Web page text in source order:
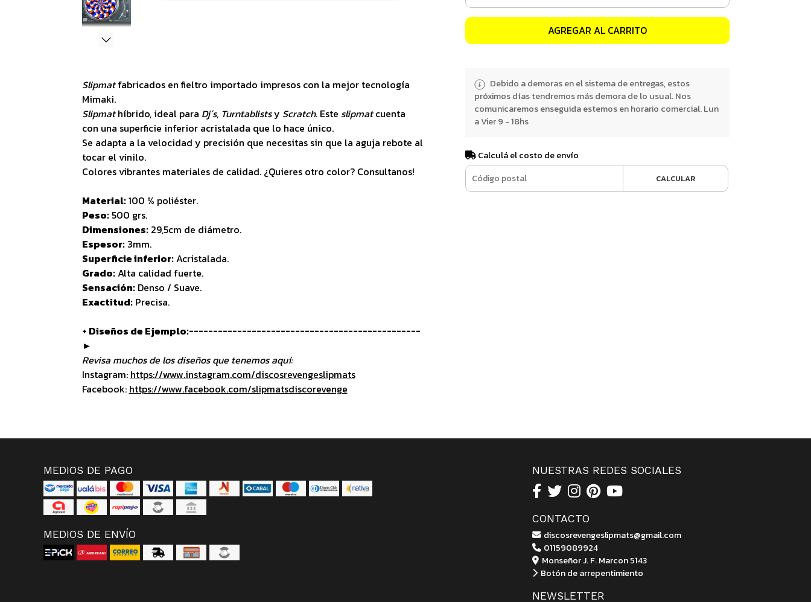
Slipmatfabricados en fieltro importado impresos con la mejor tecnología
Mimaki.
Slipmathíbrido, ideal para Dj´s, Turntablistsy Scratch. Este slipmatcuenta
con una superficie inferior acristalada que lo hace único.
Se adapta a la velocidad y precisión que necesitas sin que la aguja rebote al
tocar el vinilo.
Colores vibrantes materiales de calidad. ¿Quieres otro color? Consultanos!
Material:100 % poliéster.
Peso:500 grs.
Dimensiones:29,5cm de diámetro.
Espesor:3mm.
Superficie inferior:Acristalada.
Grado:Alta calidad fuerte.
Sensación:Denso / Suave.
Exactitud:Precisa.
+ Diseños de Ejemplo:------------------------------------------------
►
Revisa muchos de los diseños que tenemos aquí:
Instagram: https://www.instagram.com/discosrevengeslipmats
Facebook: https://www.facebook.com/slipmatsdiscorevenge
AGREGAR AL CARRITO
Debido a demoras en el sistema de entregas, estos
próximos días tendremos más demora de lo usual. Nos
comunicaremos enseguida estemos en horario comercial. Lun
a Vier 9 - 18hs
Calculá el costo de envío
CALCULAR
MEDIOS DE PAGO
MEDIOS DE ENVÍO
NUESTRAS REDES SOCIALES
CONTACTO
discosrevengeslipmats@gmail.com
01159089924
Monseñor J. F. Marcon 5143
Botón de arrepentimiento
NEWSLETTER